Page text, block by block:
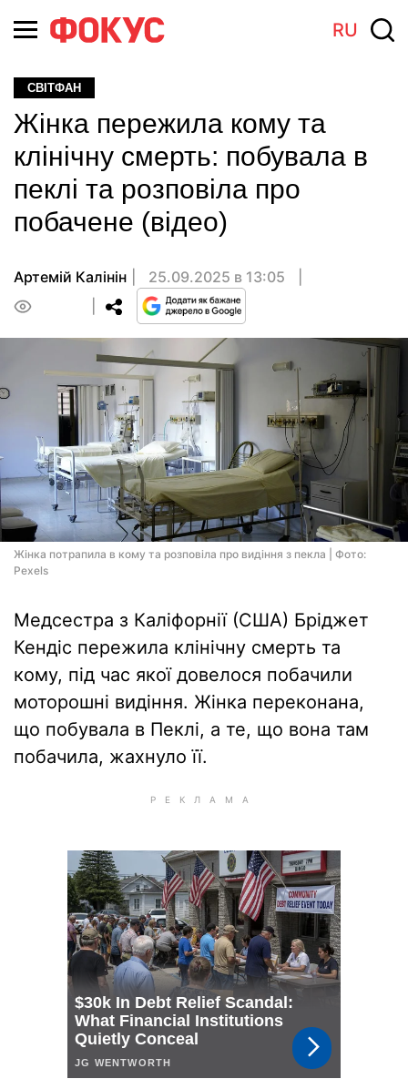
RU
СВІТФАН
Жінка пережила кому та
клінічну смерть: побувала в
пеклі та розповіла про
побачене (відео)
Артемій Калінін
25.09.2025 в 13:05
Жінка потрапила в кому та розповіла про видіння з пекла | Фото:
Pexels
Медсестра з Каліфорнії (США) Бріджет
Кендіс пережила клінічну смерть та
кому, під час якої довелося побачили
моторошні видіння. Жінка переконана,
що побувала в Пеклі, а те, що вона там
побачила, жахнуло її.